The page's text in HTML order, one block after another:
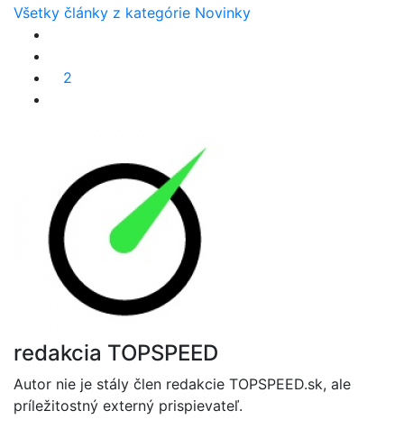
Všetky články z kategórie Novinky
2
redakcia TOPSPEED
Autor nie je stály člen redakcie TOPSPEED.sk, ale
príležitostný externý prispievateľ.